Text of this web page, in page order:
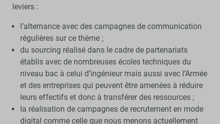
leviers :
l’alternance avec des campagnes de communication
régulières sur ce thème ;
du sourcing réalisé dans le cadre de partenariats
établis avec de nombreuses écoles techniques du
niveau bac à celui d’ingénieur mais aussi avec l’Armée
et des entreprises qui peuvent être amenées à réduire
leurs effectifs et donc à transférer des ressources ;
la réalisation de campagnes de recrutement en mode
digital comme celle que nous menons actuellement